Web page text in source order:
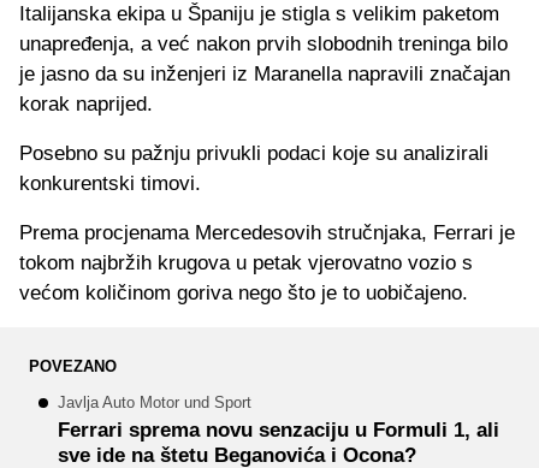
Italijanska ekipa u Španiju je stigla s velikim paketom
unapređenja, a već nakon prvih slobodnih treninga bilo
je jasno da su inženjeri iz Maranella napravili značajan
korak naprijed.
Posebno su pažnju privukli podaci koje su analizirali
konkurentski timovi.
Prema procjenama Mercedesovih stručnjaka, Ferrari je
tokom najbržih krugova u petak vjerovatno vozio s
većom količinom goriva nego što je to uobičajeno.
POVEZANO
Javlja Auto Motor und Sport
Ferrari sprema novu senzaciju u Formuli 1, ali
sve ide na štetu Beganovića i Ocona?